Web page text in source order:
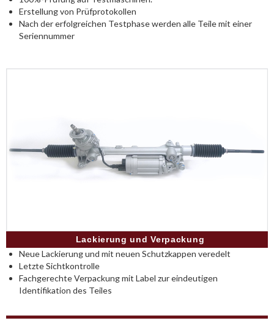
Erstellung von Prüfprotokollen
Nach der erfolgreichen Testphase werden alle Teile mit einer
Seriennummer
Lackierung und Verpackung
Neue Lackierung und mit neuen Schutzkappen veredelt
Letzte Sichtkontrolle
Fachgerechte Verpackung mit Label zur eindeutigen
Identifikation des Teiles